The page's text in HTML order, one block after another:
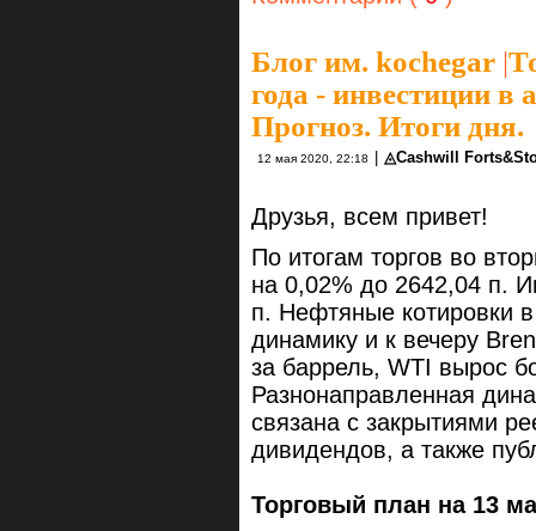
Блог им. kochegar |
года - инвестиции
Прогноз. Итоги дня.
12 мая 2020, 22:18 ◬Cashwill
Друзья, всем привет!
По итогам торгов во
на 0,02% до 2642,04 п.
п. Нефтяные котировки
динамику и к вечеру
за баррель, WTI вырос
Разнонаправленная
связана с закрытиями
дивидендов, а также
Торговый план на 13